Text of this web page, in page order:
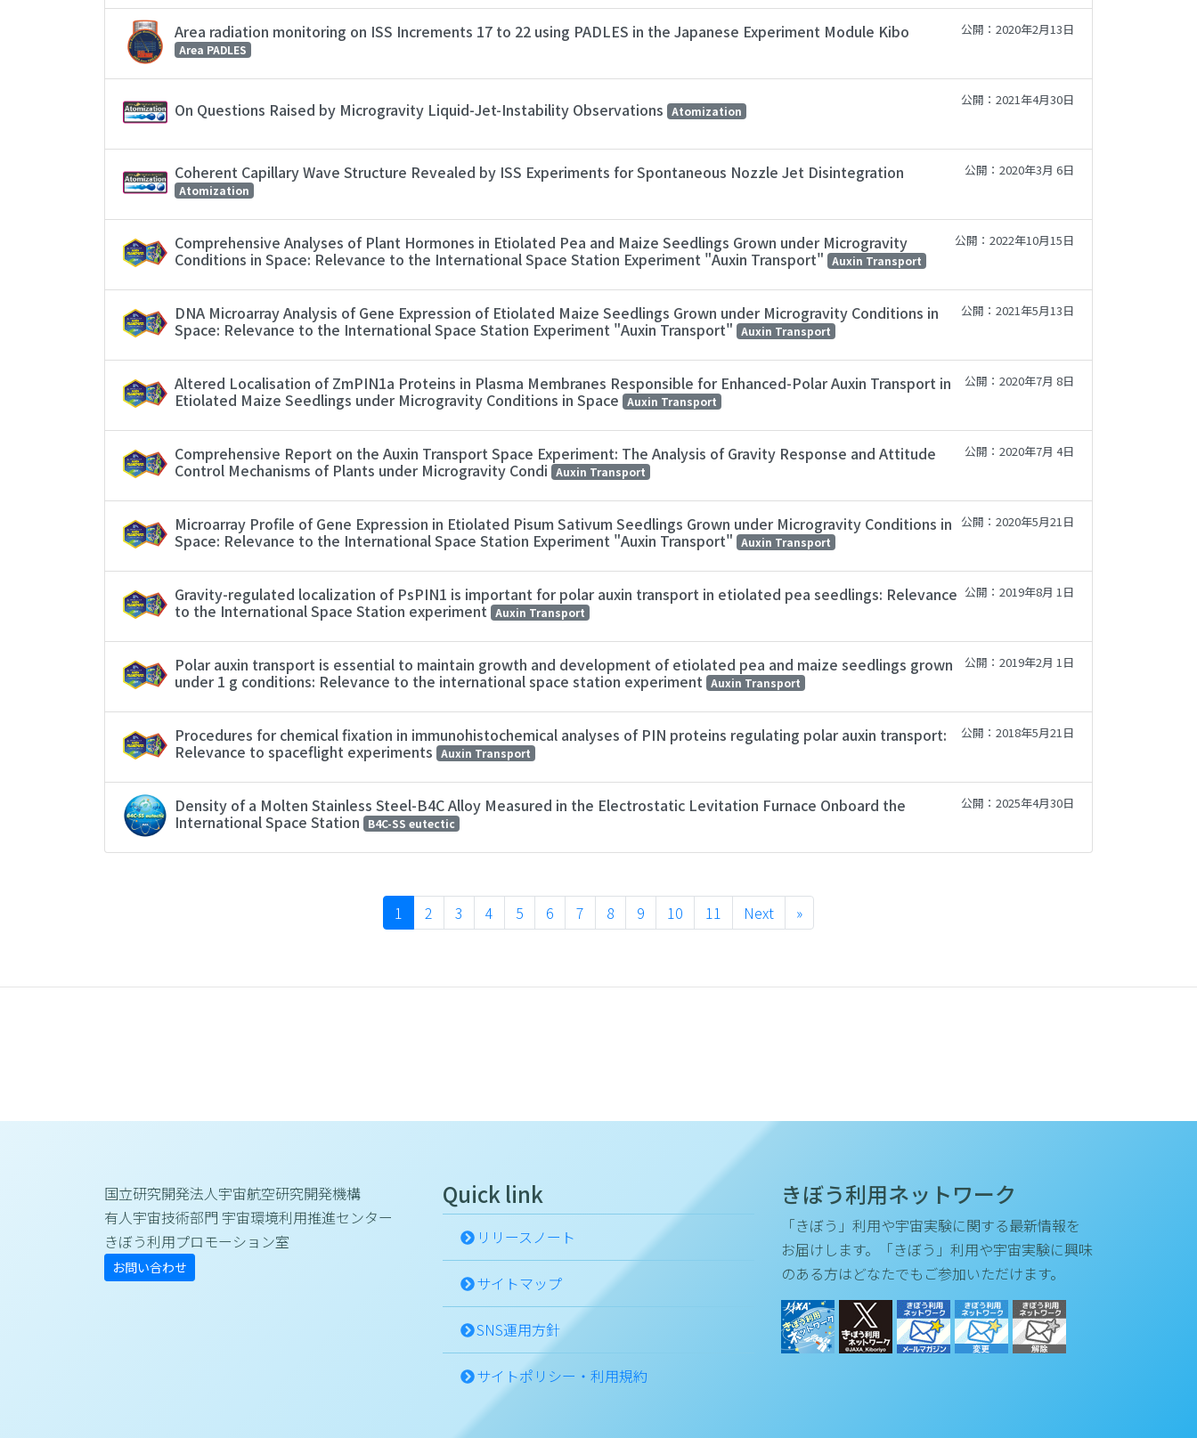
Area radiation monitoring on ISS Increments 17 to 22 using PADLES in the Japanese Experiment Module Kibo
Area PADLES
公開：2020年2月13日
On Questions Raised by Microgravity Liquid-Jet-Instability Observations Atomization
公開：2021年4月30日
Coherent Capillary Wave Structure Revealed by ISS Experiments for Spontaneous Nozzle Jet Disintegration
Atomization
公開：2020年3月 6日
Comprehensive Analyses of Plant Hormones in Etiolated Pea and Maize Seedlings Grown under Microgravity
Conditions in Space: Relevance to the International Space Station Experiment "Auxin Transport" Auxin Transport
公開：2022年10月15日
DNA Microarray Analysis of Gene Expression of Etiolated Maize Seedlings Grown under Microgravity Conditions in
Space: Relevance to the International Space Station Experiment "Auxin Transport" Auxin Transport
公開：2021年5月13日
Altered Localisation of ZmPIN1a Proteins in Plasma Membranes Responsible for Enhanced-Polar Auxin Transport in
Etiolated Maize Seedlings under Microgravity Conditions in Space Auxin Transport
公開：2020年7月 8日
Comprehensive Report on the Auxin Transport Space Experiment: The Analysis of Gravity Response and Attitude
Control Mechanisms of Plants under Microgravity Condi Auxin Transport
公開：2020年7月 4日
Microarray Profile of Gene Expression in Etiolated Pisum Sativum Seedlings Grown under Microgravity Conditions in
Space: Relevance to the International Space Station Experiment "Auxin Transport" Auxin Transport
公開：2020年5月21日
Gravity-regulated localization of PsPIN1 is important for polar auxin transport in etiolated pea seedlings: Relevance
to the International Space Station experiment Auxin Transport
公開：2019年8月 1日
Polar auxin transport is essential to maintain growth and development of etiolated pea and maize seedlings grown
under 1 g conditions: Relevance to the international space station experiment Auxin Transport
公開：2019年2月 1日
Procedures for chemical fixation in immunohistochemical analyses of PIN proteins regulating polar auxin transport:
Relevance to spaceflight experiments Auxin Transport
公開：2018年5月21日
Density of a Molten Stainless Steel-B4C Alloy Measured in the Electrostatic Levitation Furnace Onboard the
International Space Station B4C-SS eutectic
公開：2025年4月30日
1 2 3 4 5 6 7 8 9 10 11 Next »
国立研究開発法人宇宙航空研究開発機構
有人宇宙技術部門 宇宙環境利用推進センター
きぼう利用プロモーション室
お問い合わせ
Quick link
リリースノート
サイトマップ
SNS運用方針
サイトポリシー・利用規約
きぼう利用ネットワーク
「きぼう」利用や宇宙実験に関する最新情報を
お届けします。「きぼう」利用や宇宙実験に興味
のある方はどなたでもご参加いただけます。